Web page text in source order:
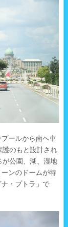
ールから南へ車
のもと設計され
公園、湖、湿地
ンのドームが特
・プトラ」で